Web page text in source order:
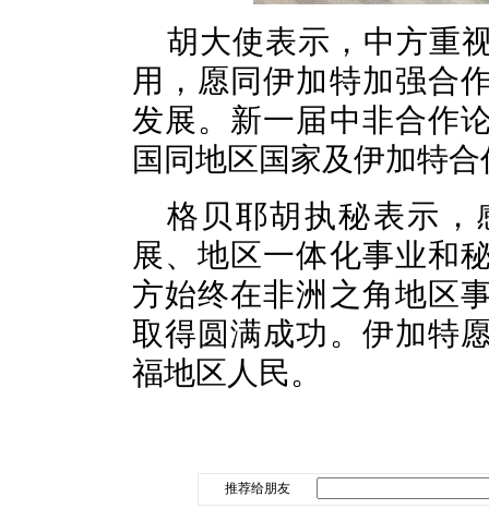
胡大使表示，中方重
用，愿同伊加特加强合
发展。新一届中非合作
国同地区国家及伊加特
格贝耶胡执秘表示，
展、地区一体化事业和
方始终在非洲之角地区
取得圆满成功。伊加特
福地区人民。
推荐给朋友